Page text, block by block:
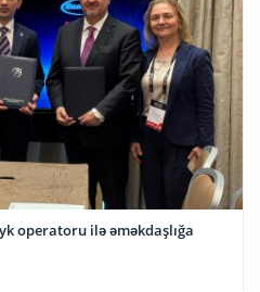
operatoru ilə əməkdaşlığa